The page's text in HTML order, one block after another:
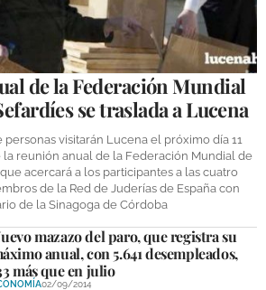
de la Federación Mundial
se traslada a Lucena
personas visitarán Lucena el próximo día 11
reunión anual de la Federación Mundial de
acercará a los participantes a las cuatro
de la Red de Juderías de España con
de la Sinagoga de Córdoba
mazazo del paro, que registra su
anual, con 5.641 desempleados,
más que en julio
02/09/2014